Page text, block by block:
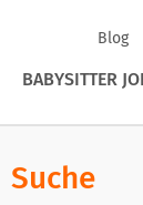
Blog
BABYSITTER
Suche